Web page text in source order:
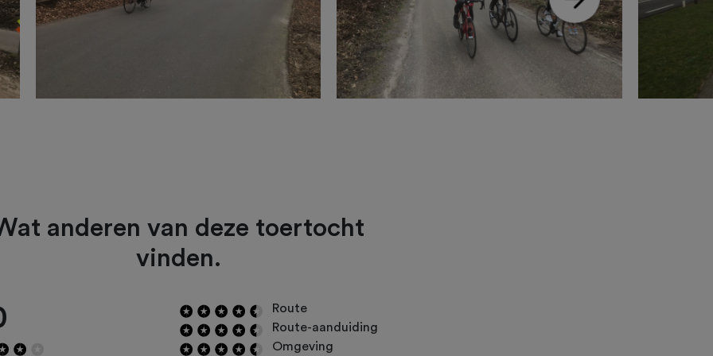
anderen van deze toertocht
vinden.
Route
Route-aanduiding
Omgeving